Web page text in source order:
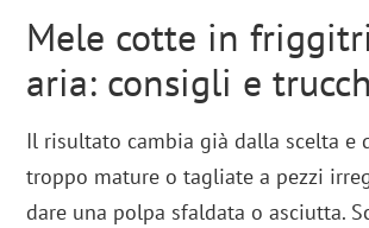
Mele cotte in
aria: consigli e
Il risultato cambia già dalla scelta e
troppo mature o tagliate a pezzi
dare una polpa sfaldata o asciutta.